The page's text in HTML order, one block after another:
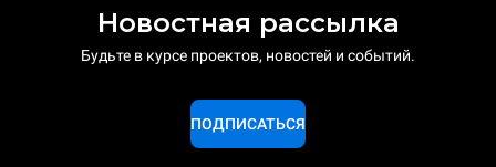
Новостная рассылка
Будьте в курсе проектов, новостей и событий.
ПОДПИСАТЬСЯ